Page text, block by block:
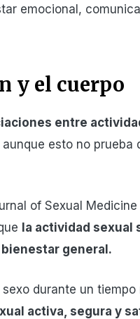
emocional,
y el cuerpo
entre
aunque esto no prueba
of Sexual
la actividad
general.
durante un
activa, segura y